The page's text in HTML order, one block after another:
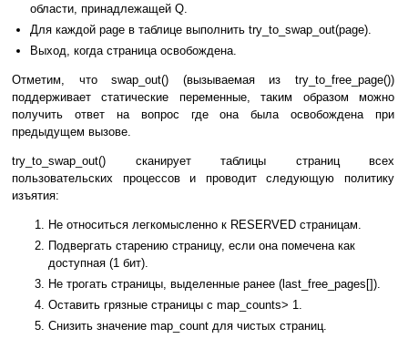
области, принадлежащей Q.
Для каждой page в таблице выполнить try_to_swap_out(page).
Выход, когда страница освобождена.
Отметим, что swap_out() (вызываемая из try_to_free_page())
поддерживает статические переменные, таким образом можно
получить ответ на вопрос где она была освобождена при
предыдущем вызове.
try_to_swap_out() сканирует таблицы страниц всех
пользовательских процессов и проводит следующую политику
изъятия:
Не относиться легкомысленно к RESERVED страницам.
Подвергать старению страницу, если она помечена как
доступная (1 бит).
Не трогать страницы, выделенные ранее (last_free_pages[]).
Оставить грязные страницы с map_counts> 1.
Снизить значение map_count для чистых страниц.